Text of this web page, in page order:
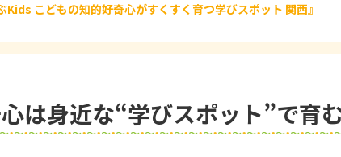
Kids こどもの知的好奇心がすくすく育つ学びスポット 関西』
は身近な“学びスポット”で育